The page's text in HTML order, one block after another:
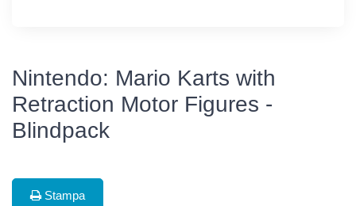
Nintendo: Mario Karts with
Retraction Motor Figures -
Blindpack
Stampa